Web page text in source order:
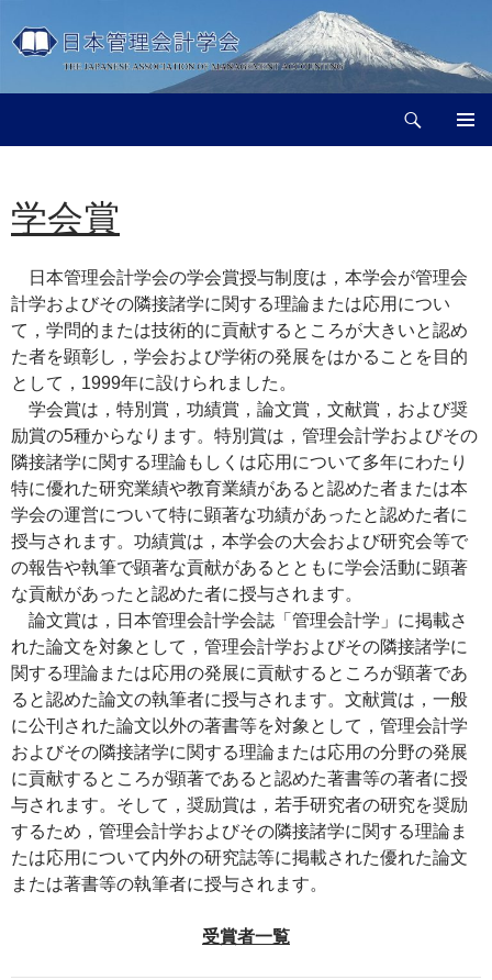
ン
ン
へ
ッ学会賞
日本管理会計学会の学会賞授与制度は，本学会が管理会
計学およびその隣接諸学に関する理論または応用につい
て，学問的または技術的に貢献するところが大きいと認め
た者を顕彰し，学会および学術の発展をはかることを目的
として，1999年に設けられました。
学会賞は，特別賞，功績賞，論文賞，文献賞，および奨
励賞の5種からなります。特別賞は，管理会計学およびその
隣接諸学に関する理論もしくは応用について多年にわたり
特に優れた研究業績や教育業績があると認めた者または本
学会の運営について特に顕著な功績があったと認めた者に
授与されます。功績賞は，本学会の大会および研究会等で
の報告や執筆で顕著な貢献があるとともに学会活動に顕著
な貢献があったと認めた者に授与されます。
論文賞は，日本管理会計学会誌「管理会計学」に掲載さ
れた論文を対象として，管理会計学およびその隣接諸学に
関する理論または応用の発展に貢献するところが顕著であ
ると認めた論文の執筆者に授与されます。文献賞は，一般
に公刊された論文以外の著書等を対象として，管理会計学
およびその隣接諸学に関する理論または応用の分野の発展
に貢献するところが顕著であると認めた著書等の著者に授
与されます。そして，奨励賞は，若手研究者の研究を奨励
するため，管理会計学およびその隣接諸学に関する理論ま
たは応用について内外の研究誌等に掲載された優れた論文
または著書等の執筆者に授与されます。
受賞者一覧